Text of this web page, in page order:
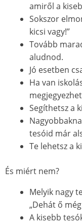
amiről a
Sokszor
kicsi vagy!”
Tovább
aludnod.
Jó esetben
Ha van
Segíthetsz a
tesóid már
Te lehetsz a
És miért nem?
Melyik nagy
„Dehát ő
A kisebb